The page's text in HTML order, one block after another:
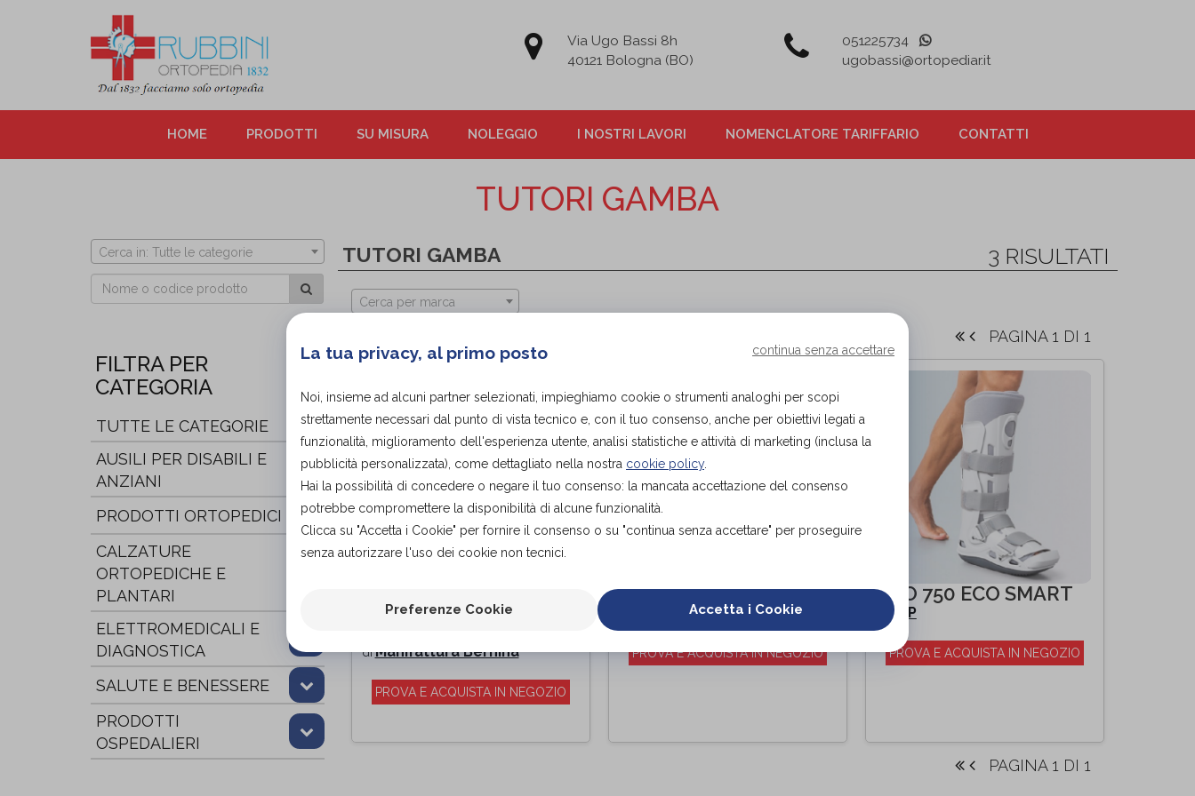
Via Ugo Bassi 8h
40121 Bologna (BO)
051225734
ugobassi@ortopediar.it
HOME PRODOTTI SU MISURA NOLEGGIO I NOSTRI LAVORI NOMENCLATORE TARIFFARIO CONTATTI
TUTORI GAMBA
Cerca in: Tutte le categorie
FILTRA PER
CATEGORIA
TUTTE LE CATEGORIE
AUSILI PER DISABILI E
ANZIANI
PRODOTTI ORTOPEDICI
CALZATURE
ORTOPEDICHE E
PLANTARI
ELETTROMEDICALI E
DIAGNOSTICA
SALUTE E BENESSERE
PRODOTTI
OSPEDALIERI
TUTORI GAMBA 3 RISULTATI
Cerca per marca
PAGINA 1 DI 1
cotone poliestensivo
diManifattura Bernina
PROVA E ACQUISTA IN NEGOZIO
POLPACCERA
PROVA E ACQUISTA IN NEGOZIO
CVO 750 ECO SMART
FGP
PROVA E ACQUISTA IN NEGOZIO
PAGINA 1 DI 1
La tua privacy, al primo posto continua senza accettare
Noi, insieme ad alcuni partner selezionati, impieghiamo cookie o strumenti analoghi per scopi
strettamente necessari dal punto di vista tecnico e, con il tuo consenso, anche per obiettivi legati a
funzionalità, miglioramento dell'esperienza utente, analisi statistiche e attività di marketing (inclusa la
pubblicità personalizzata), come dettagliato nella nostra cookie policy.
Hai la possibilità di concedere o negare il tuo consenso: la mancata accettazione del consenso
potrebbe compromettere la disponibilità di alcune funzionalità.
Clicca su "Accetta i Cookie" per fornire il consenso o su "continua senza accettare" per proseguire
senza autorizzare l'uso dei cookie non tecnici.
Preferenze Cookie Accetta i Cookie